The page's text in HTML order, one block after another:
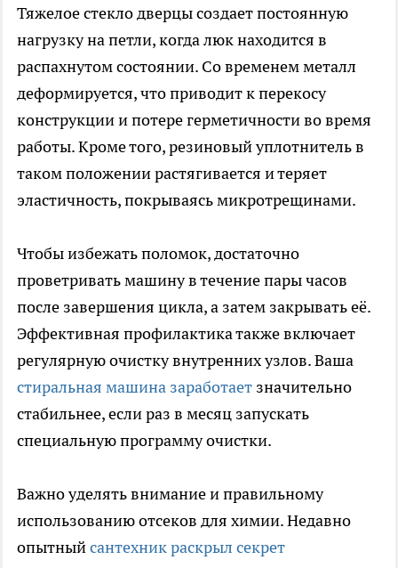
Тяжелое стекло дверцы создает постоянную
нагрузку на петли, когда люк находится в
распахнутом состоянии. Со временем металл
деформируется, что приводит к перекосу
конструкции и потере герметичности во время
работы. Кроме того, резиновый уплотнитель в
таком положении растягивается и теряет
эластичность, покрываясь микротрещинами.
Чтобы избежать поломок, достаточно
проветривать машину в течение пары часов
после завершения цикла, а затем закрывать её.
Эффективная профилактика также включает
регулярную очистку внутренних узлов. Ваша
стиральная машина заработает значительно
стабильнее, если раз в месяц запускать
специальную программу очистки.
Важно уделять внимание и правильному
использованию отсеков для химии. Недавно
опытныйсантехник раскрыл секрет